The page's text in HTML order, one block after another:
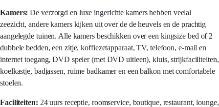
Kamers: De verzorgd en luxe ingerichte kamers hebben veelal
zeezicht, andere kamers kijken uit over de de heuvels en de prachtig
aangelegde tuinen. Alle kamers beschikken over een kingsize bed of 2
dubbele bedden, een zitje, koffiezetapparaat, TV, telefoon, e-mail en
internet toegang, DVD speler (met DVD uitleen), kluis, strijkfaciliteiten,
koelkastje, badjassen, ruime badkamer en een balkon met comfortabele
stoelen.
Faciliteiten: 24 uurs receptie, roomservice, boutique, restaurant, lounge,